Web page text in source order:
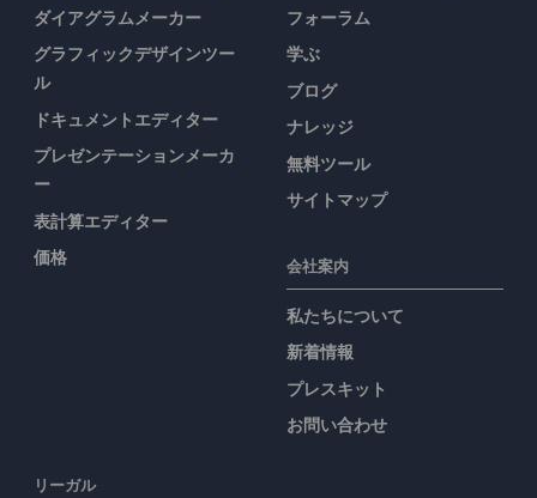
ダイアグラムメーカー
グラフィックデザインツー
ル
ドキュメントエディター
プレゼンテーションメーカ
ー
表計算エディター
価格
フォーラム
学ぶ
ブログ
ナレッジ
無料ツール
サイトマップ
会社案内
私たちについて
新着情報
プレスキット
お問い合わせ
リーガル